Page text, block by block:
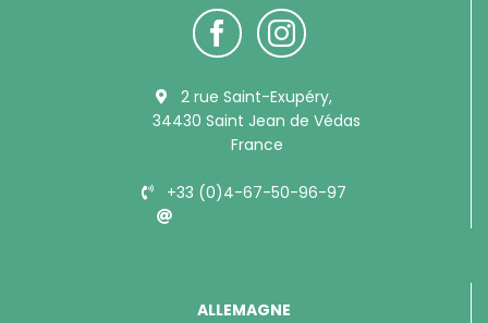
2 rue Saint-Exupéry,
34430 Saint Jean de Védas
France
+33 (0)4-67-50-96-97
ALLEMAGNE